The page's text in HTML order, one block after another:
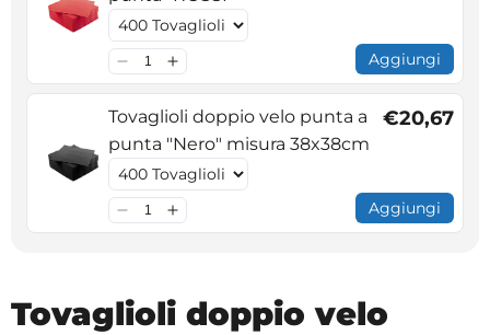
Aggiungi
Tovaglioli doppio velo punta a
punta "Nero" misura 38x38cm
€20,67
Aggiungi
Tovaglioli doppio velo